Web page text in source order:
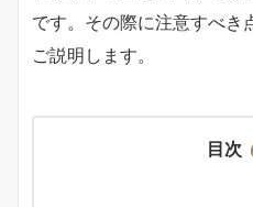
です。その際に注意すべき
ご説明します。
目次